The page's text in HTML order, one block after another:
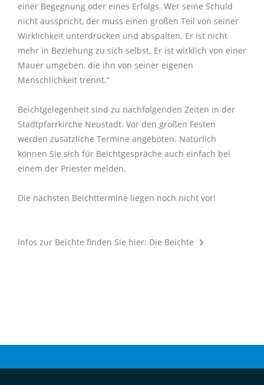
einer Begegnung oder eines Erfolgs. Wer seine Schuld
nicht ausspricht, der muss einen großen Teil von seiner
Wirklichkeit unterdrücken und abspalten. Er ist nicht
mehr in Beziehung zu sich selbst. Er ist wirklich von einer
Mauer umgeben, die ihn von seiner eigenen
Menschlichkeit trennt.“
Beichtgelegenheit sind zu nachfolgenden Zeiten in der
Stadtpfarrkirche Neustadt. Vor den großen Festen
werden zusätzliche Termine angeboten. Natürlich
können Sie sich für Beichtgespräche auch einfach bei
einem der Priester melden.
Die nächsten Beichttermine liegen noch nicht vor!
Infos zur Beichte finden Sie hier: Die Beichte